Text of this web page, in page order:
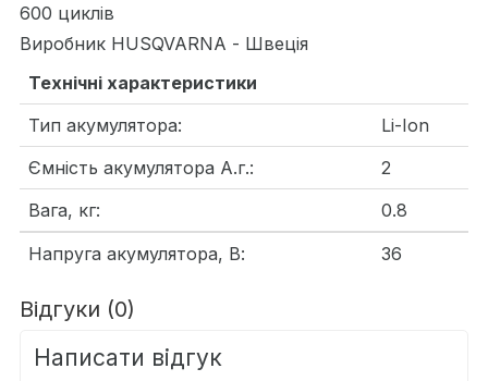
600 циклів
Виробник HUSQVARNA - Швеція
Технічні характеристики
Тип акумулятора:
Li-Ion
Ємність акумулятора А.г.:
2
Вага, кг:
0.8
Напруга акумулятора, В:
36
Відгуки (0)
Написати відгук